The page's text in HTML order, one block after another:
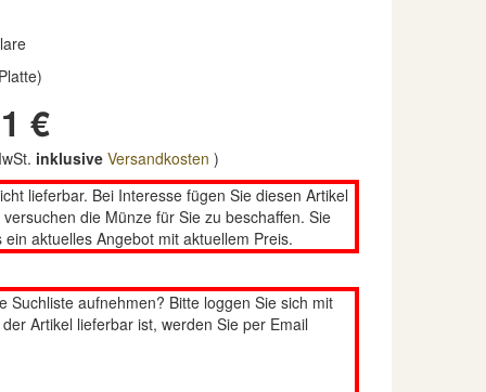
€
inklusive Versandkosten )
lieferbar. Bei Interesse fügen Sie diesen Artikel
die Münze für Sie zu beschaffen. Sie
aktuelles Angebot mit aktuellem Preis.
Suchliste aufnehmen? Bitte loggen Sie sich mit
Artikel lieferbar ist, werden Sie per Email